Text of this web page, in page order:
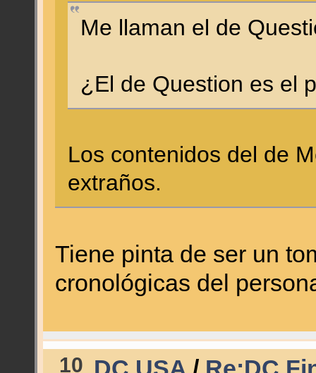
Me llaman el de
¿El de Question es el
Los contenidos del de
extraños.
Tiene pinta de ser un
cronológicas del
10